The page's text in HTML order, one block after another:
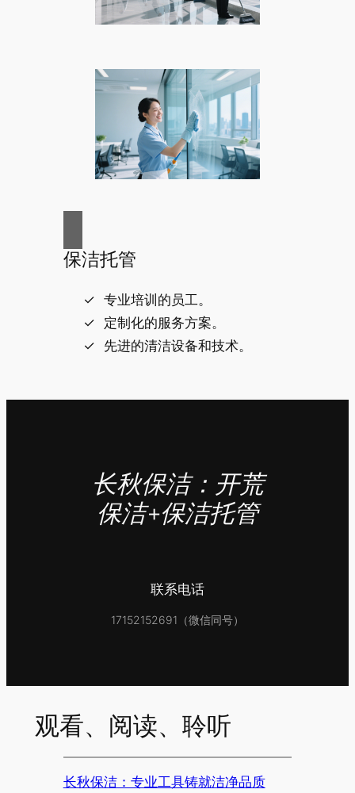
保洁托管
专业培训的员工。
定制化的服务方案。
先进的清洁设备和技术。
长秋保洁：开荒
保洁+保洁托管
联系电话
17152152691（微信同号）
观看、阅读、聆听
长秋保洁：专业工具铸就洁净品质